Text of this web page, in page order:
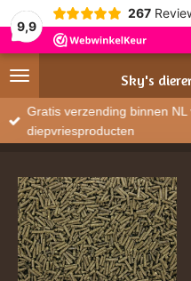
9,9
267
Sky's
Gratis verzending binnen
diepvriesproducten